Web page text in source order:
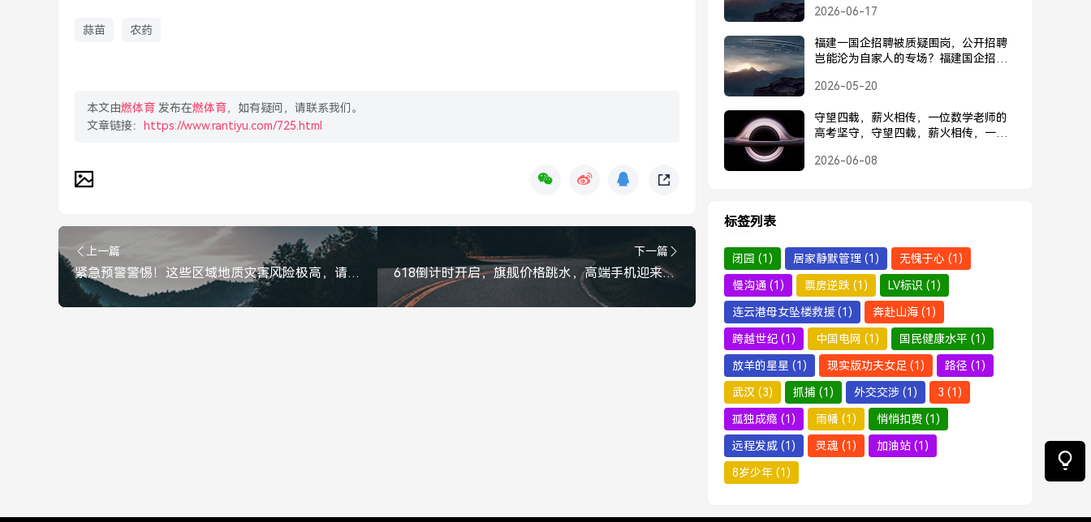
蒜苗 农药
本文由燃体育 发布在燃体育，如有疑问，请联系我们。
文章链接：
https://www.rantiyu.com/725.html
上一篇
紧急预警警惕！这些区域地质灾害风险极高，请务必谨慎前往！
下一篇
618倒计时开启，旗舰价格跳水，高端手机迎来年度抄底好时机，618倒计时开启，旗舰价格大跳水，高端手机迎来年度抄底好时机
2026-06-17
福建一国企招聘被质疑围岗，公开招聘
岂能沦为自家人的专场？福建国企招聘
专场
2026-05-20
守望四载，薪火相传，一位数学老师的
高考坚守，守望四载，薪火相传，一位
2026-06-08
标签列表
闭园 (1) 居家静默管理 (1) 无愧于心 (1)
慢沟通 (1) 票房逆跌 (1) LV标识 (1)
连云港母女坠楼救援 (1) 奔赴山海 (1)
跨越世纪 (1) 中国电网 (1) 国民健康水平 (1)
放羊的星星 (1) 现实版功夫女足 (1) 路径 (1)
武汉 (3) 抓捕 (1) 外交交涉 (1) 3 (1)
孤独成瘾 (1) 雨幡 (1) 悄悄扣费 (1)
远程发威 (1) 灵魂 (1) 加油站 (1)
8岁少年 (1)